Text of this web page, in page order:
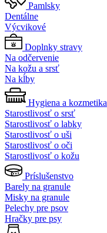
Pamlsky
Dentálne
Výcvikové
Doplnky stravy
Na odčervenie
Na kožu a srsť
Na kĺby
Hygiena a kozmetika
Starostlivosť o srsť
Starostlivosť o labky
Starostlivosť o uši
Starostlivosť o oči
Starostlivosť o kožu
Príslušenstvo
Barely na granule
Misky na granule
Pelechy pre psov
Hračky pre psy